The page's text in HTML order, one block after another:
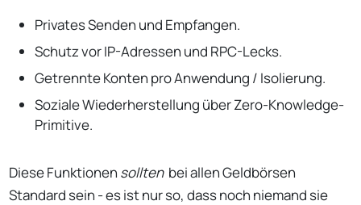
Privates Senden und Empfangen.
Schutz vor IP-Adressen und RPC-Lecks.
Getrennte Konten pro Anwendung / Isolierung.
Soziale Wiederherstellung über Zero-Knowledge-
Primitive.
Diese Funktionen sollten bei allen Geldbörsen
Standard sein - es ist nur so, dass noch niemand sie